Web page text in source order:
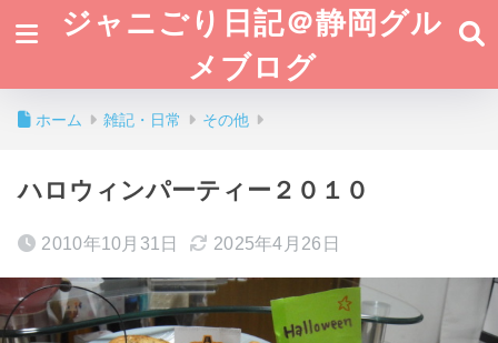
ジャニごり日記＠静岡グル
メブログ
ホーム 雑記・日常 その他
ハロウィンパーティー２０１０
2010年10月31日 2025年4月26日